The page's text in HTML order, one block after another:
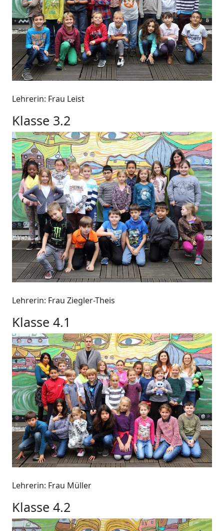
Lehrerin: Frau Leist
Klasse 3.2
Lehrerin: Frau Ziegler-Theis
Klasse 4.1
Lehrerin: Frau Müller
Klasse 4.2